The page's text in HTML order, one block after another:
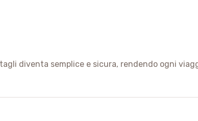
diventa semplice e sicura, rendendo ogni